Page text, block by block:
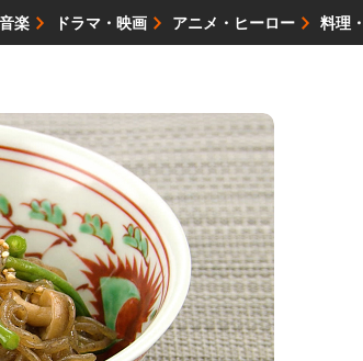
楽 ドラマ・映画 アニメ・ヒーロー 料理